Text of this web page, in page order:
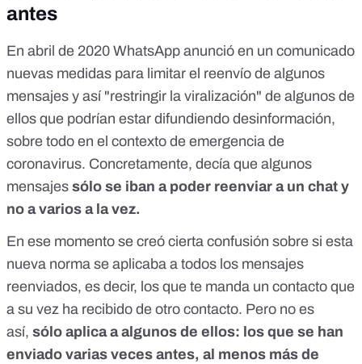
antes
En abril de 2020 WhatsApp anunció en un comunicado
nuevas medidas para limitar el reenvío de algunos
mensajes y así "restringir la viralización" de algunos de
ellos que podrían estar difundiendo desinformación,
sobre todo en el contexto de emergencia de
coronavirus. Concretamente, decía que algunos
mensajes sólo se iban a poder reenviar a un chat y
no a varios a la vez.
En ese momento se creó cierta confusión sobre si esta
nueva norma se aplicaba a todos los mensajes
reenviados, es decir, los que te manda un contacto que
a su vez ha recibido de otro contacto. Pero no es
así, sólo aplica a algunos de ellos: los que se han
enviado varias veces antes, al menos más de